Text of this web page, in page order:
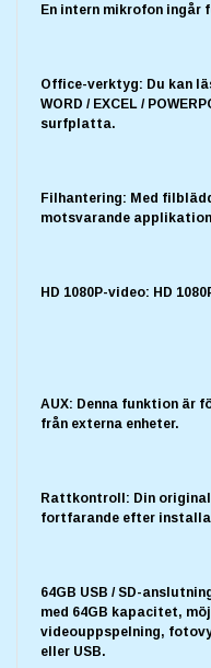
En intern mikrofon
Office-verktyg: Du kan
WORD / EXCEL /
surfplatta.
Filhantering: Med
motsvarande
HD 1080P-video: HD
AUX: Denna funktion är
från externa enheter.
Rattkontroll: Din
fortfarande efter
64GB USB / SD-
med 64GB kapacitet,
videouppspelning,
eller USB.